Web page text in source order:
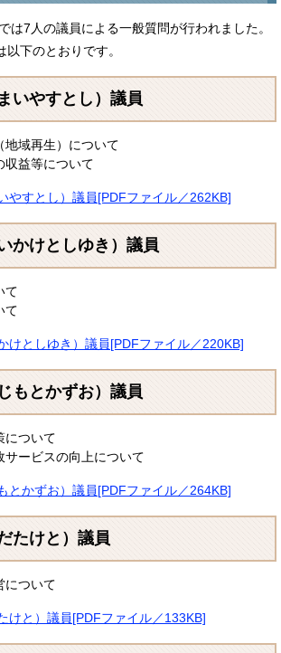
は7人の議員による一般質問が行われました。
下のとおりです。​​​​​​​​​
いやすとし）議員
地域再生）について
収益等について
やすとし）議員[PDFファイル／262KB]
かけとしゆき）議員
て
て
けとしゆき）議員[PDFファイル／220KB]
もとかずお）議員
について
サービスの向上について
とかずお）議員[PDFファイル／264KB]
たけと）議員
について
けと）議員[PDFファイル／133KB]